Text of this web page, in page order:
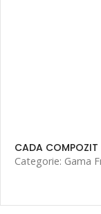
CADA
Categorie: Gama